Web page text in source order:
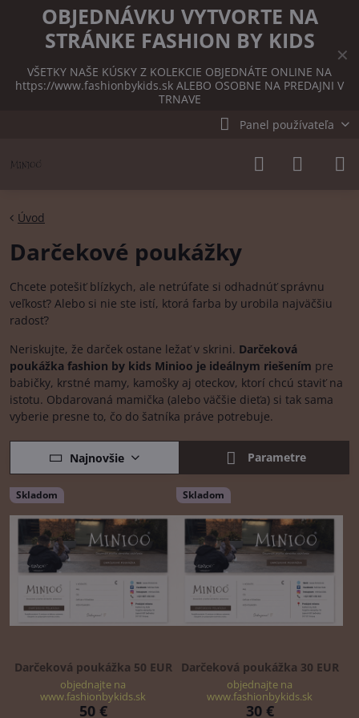
✕
OBJEDNÁVKU VYTVORTE NA
STRÁNKE FASHION BY KIDS
VŠETKY NAŠE KÚSKY Z KOLEKCIE OBJEDNÁTE ONLINE NA
https://www.fashionbykids.sk ALEBO OSOBNE NA PREDAJNI V
TRNAVE
Panel používateľa
Úvod
Darčekové poukážky
Chcete potešiť blízkych, ale netrúfate si odhadnúť správnu
veľkosť? Alebo si nie ste istí, ktorá farba by urobila najväčšiu
radosť?
Neriskujte, že darček ostane ležať v skrini. Darčeková
poukážka fashion by kids Minioo je ideálnym riešením pre
babičky, krstné mamy, kamošky aj oteckov, ktorí chcú staviť na
istotu. Obdarovaná mamička (alebo väčšie dieťa) si tak sama
vyberie presne to, čo do šatníka práve potrebuje.
Najnovšie Parametre
Skladom
Darčeková poukážka 50 EUR
objednajte na
www.fashionbykids.sk
50 €
Skladom
Darčeková poukážka 30 EUR
objednajte na
www.fashionbykids.sk
30 €